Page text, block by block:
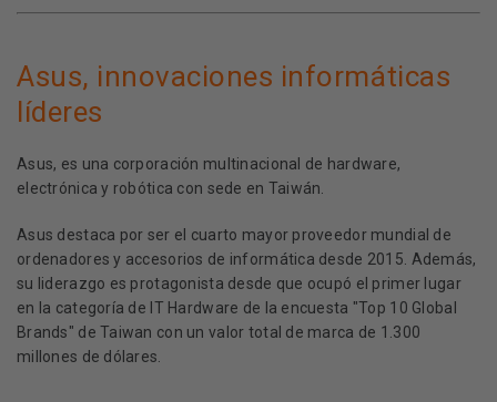
Asus, innovaciones informáticas
líderes
Asus, es una corporación multinacional de hardware,
electrónica y robótica con sede en Taiwán.
Asus destaca por ser el cuarto mayor proveedor mundial de
ordenadores y accesorios de informática desde 2015. Además,
su liderazgo es protagonista desde que ocupó el primer lugar
en la categoría de IT Hardware de la encuesta "Top 10 Global
Brands" de Taiwan con un valor total de marca de 1.300
millones de dólares.